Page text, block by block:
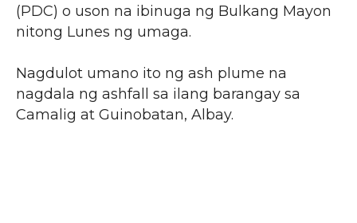
(PDC) o uson na ibinuga ng Bulkang Mayon
nitong Lunes ng umaga.
Nagdulot umano ito ng ash plume na
nagdala ng ashfall sa ilang barangay sa
Camalig at Guinobatan, Albay.